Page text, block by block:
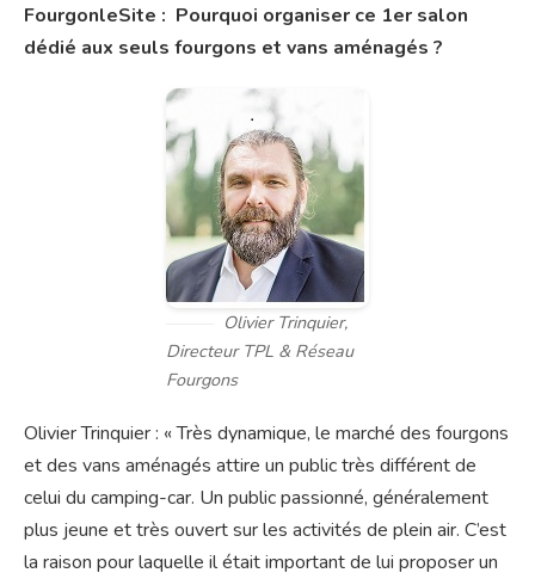
FourgonleSite : Pourquoi organiser ce 1er salon
dédié aux seuls fourgons et vans aménagés ?
Olivier Trinquier,
Directeur TPL & Réseau
Fourgons
Olivier Trinquier : « Très dynamique, le marché des fourgons
et des vans aménagés attire un public très différent de
celui du camping-car. Un public passionné, généralement
plus jeune et très ouvert sur les activités de plein air. C’est
la raison pour laquelle il était important de lui proposer un